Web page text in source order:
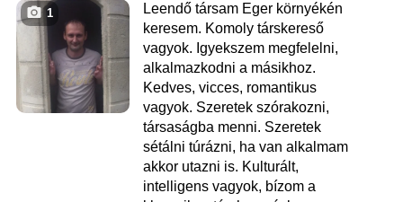
1
Leendő társam Eger környékén
keresem. Komoly társkereső
vagyok. Igyekszem megfelelni,
alkalmazkodni a másikhoz.
Kedves, vicces, romantikus
vagyok. Szeretek szórakozni,
társaságba menni. Szeretek
sétálni túrázni, ha van alkalmam
akkor utazni is. Kulturált,
intelligens vagyok, bízom a